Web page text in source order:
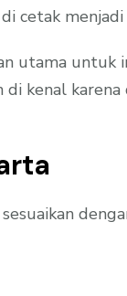
cetak
utama untuk
kenal karena